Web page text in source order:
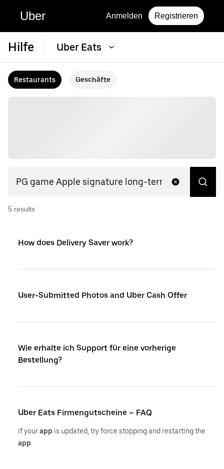
Uber Anmelden Registrieren
Hilfe Uber Eats
Restaurants Geschäfte
5 results
How does Delivery Saver work?
User-Submitted Photos and Uber Cash Offer
Wie erhalte ich Support für eine vorherige
Bestellung?
Uber Eats Firmengutscheine – FAQ
If yourapp is updated, try force stopping and restarting the
app